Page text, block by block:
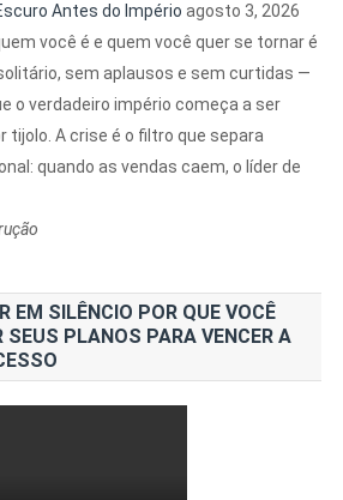
Antes do Império agosto 3, 2026
você é e quem você quer se tornar é
sem aplausos e sem curtidas —
o verdadeiro império começa a ser
tijolo. A crise é o filtro que separa
quando as vendas caem, o líder de
EM SILÊNCIO POR QUE VOCÊ
SEUS PLANOS PARA VENCER A